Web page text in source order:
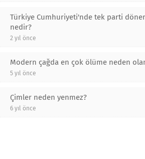
Türkiye Cumhuriyeti'nde tek parti
nedir?
2 yıl önce
Modern çağda en çok ölüme neden
5 yıl önce
Çimler neden yenmez?
6 yıl önce